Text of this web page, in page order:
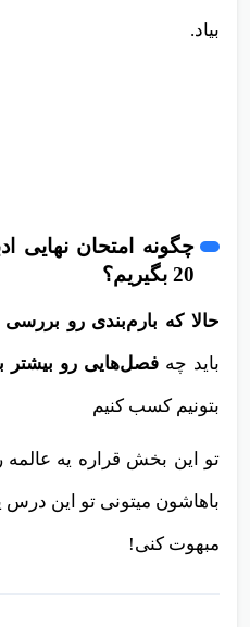
بیاد.
چگونه امتحان نهایی
20 بگیریم؟
حالا که بارم‌بندی رو بررسی
باید چه فصل‌هایی رو بیشتر
بتونیم کسب کنیم
تو این بخش قراره یه
مبهوت کنی!